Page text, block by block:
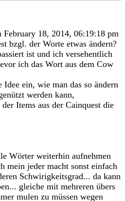
18, 2014, 06:19:18 pm
bzgl. der Worte etwas ändern?
ist und ich versehentlich
ich das Wort aus dem Cow
ein, wie man das so ändern
werden kann,
Items aus der Cainquest die
Wörter weiterhin aufnehmen
mein jeder macht sonst einfach
Schwirigkeitsgrad... da kann
gleiche mit mehreren übers
mulen zu müssen wegen